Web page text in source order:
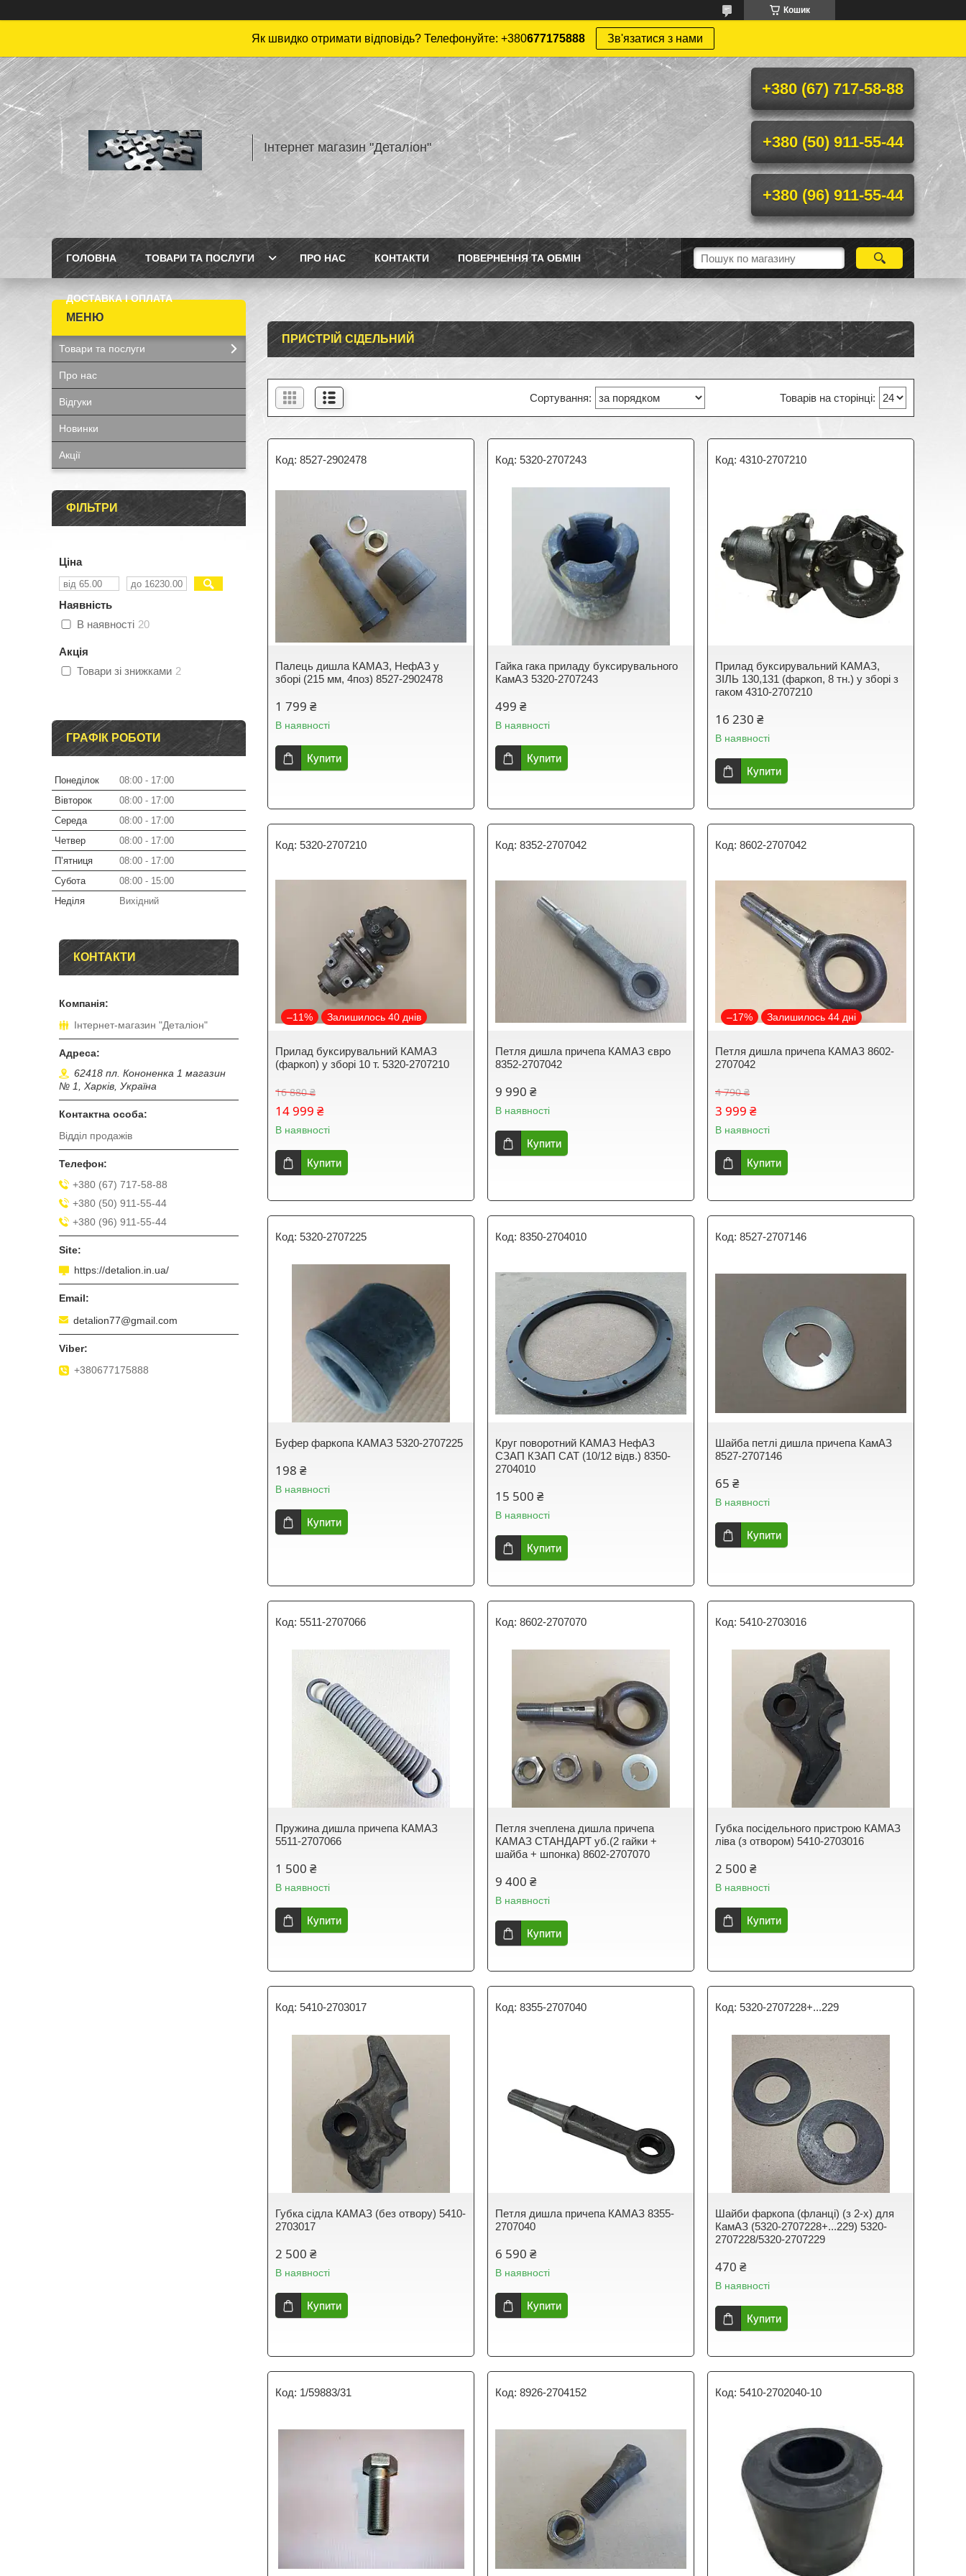
Кошик
Як швидко отримати відповідь? Телефонуйте: +380677175888 Зв'язатися з нами
Інтернет магазин "Деталіон"
+380 (67) 717-58-88
+380 (50) 911-55-44
+380 (96) 911-55-44
ГОЛОВНА ТОВАРИ ТА ПОСЛУГИ ПРО НАС КОНТАКТИ ПОВЕРНЕННЯ ТА ОБМІН
ДОСТАВКА І ОПЛАТА
ПРИСТРІЙ СІДЕЛЬНИЙ
8527-2902478
Палець дишла КАМАЗ, НефАЗ у
зборі (215 мм, 4поз) 8527-2902478
1 799 ₴
В наявності
Купити
5320-2707243
Гайка гака приладу буксирувального
КамАЗ 5320-2707243
499 ₴
В наявності
Купити
4310-2707210
Прилад буксирувальний КАМАЗ,
ЗІЛЬ 130,131 (фаркоп, 8 тн.) у зборі з
гаком 4310-2707210
16 230 ₴
В наявності
Купити
5320-2707210
–11% Залишилось 40 днів
Прилад буксирувальний КАМАЗ
(фаркоп) у зборі 10 т. 5320-2707210
16 880 ₴
14 999 ₴
В наявності
Купити
8352-2707042
Петля дишла причепа КАМАЗ євро
8352-2707042
9 990 ₴
В наявності
Купити
8602-2707042
–17% Залишилось 44 дні
Петля дишла причепа КАМАЗ 8602-
2707042
4 790 ₴
3 999 ₴
В наявності
Купити
5320-2707225
Буфер фаркопа КАМАЗ 5320-2707225
198 ₴
В наявності
Купити
8350-2704010
Круг поворотний КАМАЗ НефАЗ
СЗАП КЗАП САТ (10/12 відв.) 8350-
2704010
15 500 ₴
В наявності
Купити
8527-2707146
Шайба петлі дишла причепа КамАЗ
8527-2707146
65 ₴
В наявності
Купити
5511-2707066
Пружина дишла причепа КАМАЗ
5511-2707066
1 500 ₴
В наявності
Купити
8602-2707070
Петля зчеплена дишла причепа
КАМАЗ СТАНДАРТ уб.(2 гайки +
шайба + шпонка) 8602-2707070
9 400 ₴
В наявності
Купити
5410-2703016
Губка посідельного пристрою КАМАЗ
ліва (з отвором) 5410-2703016
2 500 ₴
В наявності
Купити
5410-2703017
Губка сідла КАМАЗ (без отвору) 5410-
2703017
2 500 ₴
В наявності
Купити
8355-2707040
Петля дишла причепа КАМАЗ 8355-
2707040
6 590 ₴
В наявності
Купити
5320-2707228+...229
Шайби фаркопа (фланці) (з 2-х) для
КамАЗ (5320-2707228+...229) 5320-
2707228/5320-2707229
470 ₴
В наявності
Купити
1/59883/31 8926-2704152 5410-2702040-10
Товари та послуги
Про нас
Відгуки
Новинки
Акції
ФІЛЬТРИ
Ціна
Наявність
В наявності 20
Акція
Товари зі знижками 2
ГРАФІК РОБОТИ
Понеділок 08:00
17:00
Вівторок
08:00
17:00
Середа
08:00
17:00
Четвер
08:00
17:00
Пʼятниця
08:00
17:00
Субота
08:00
15:00
Неділя
Вихідний
КОНТАКТИ
Інтернет-магазин "Деталіон"
62418 пл. Кононенка 1 магазин
№ 1, Харків, Україна
Відділ продажів
+380 (67) 717-58-88
+380 (50) 911-55-44
+380 (96) 911-55-44
https://detalion.in.ua/
detalion77@gmail.com
+380677175888